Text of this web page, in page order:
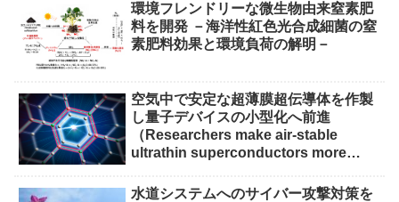
環境フレンドリーな微生物由来窒素肥
料を開発 －海洋性紅色光合成細菌の窒
素肥料効果と環境負荷の解明－
空気中で安定な超薄膜超伝導体を作製
し量子デバイスの小型化へ前進
（Researchers make air-stable
ultrathin superconductors more
水道システムへのサイバー攻撃対策を